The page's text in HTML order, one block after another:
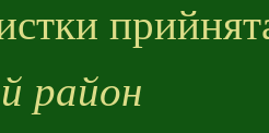
район